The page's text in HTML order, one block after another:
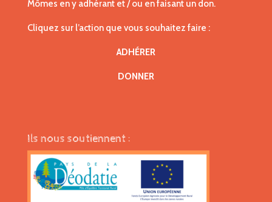
Mômes en y adhérant et / ou en faisant un don.
Cliquez sur l’action que vous souhaitez faire :
ADHÉRER
DONNER
Ils nous soutiennent :